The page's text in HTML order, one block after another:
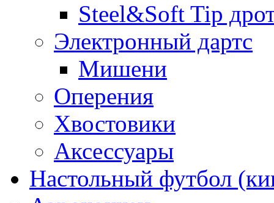
Steel&Soft Tip
Электронный дартс
Мишени
Оперения
Хвостовики
Аксессуары
Настольный футбол